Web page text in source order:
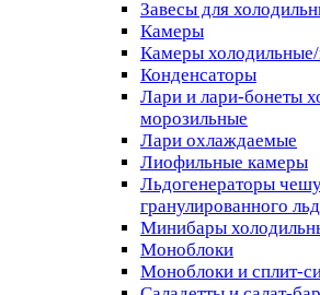
Завесы для
Камеры
Камеры
Конденсаторы
Лари и лари-бонеты
морозильные
Лари охлаждаемые
Лиофильные камеры
Льдогенераторы
гранулированного
Минибары
Моноблоки
Моноблоки и сплит-